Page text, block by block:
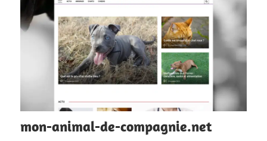
mon-animal-de-compagnie.net